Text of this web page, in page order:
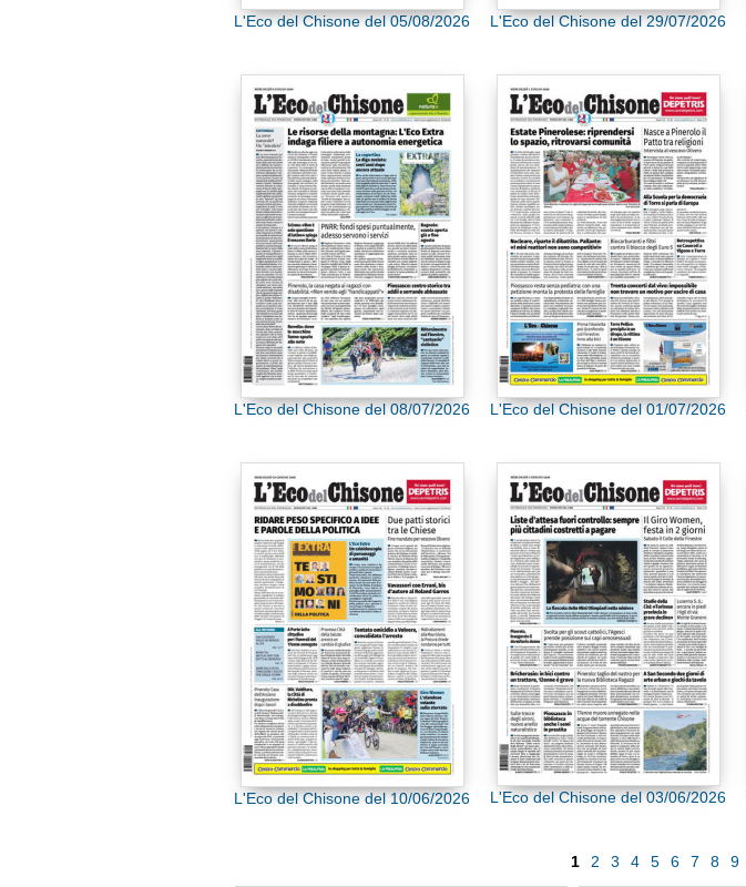
L'Eco del Chisone del 05/08/2026 L'Eco del Chisone del 29/07/2026
L'Eco del Chisone del 08/07/2026 L'Eco del Chisone del 01/07/2026
L'Eco del Chisone del 10/06/2026 L'Eco del Chisone del 03/06/2026
1 2 3 4 5 6 7 8 9